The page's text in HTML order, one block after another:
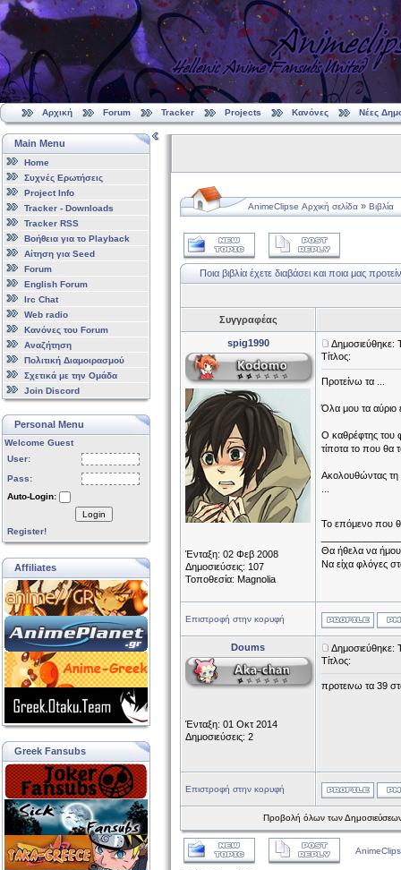
Αρχική Forum Tracker Projects Κανόνες Νέες
Main Menu
Home
Συχνές Ερωτήσεις
Project Info
Tracker - Downloads
Tracker RSS
Βοήθεια για το Playback
Αίτηση για Seed
Forum
English Forum
Irc Chat
Web radio
Κανόνες του Forum
Αναζήτηση
Πολιτική Διαμοιρασμού
Σχετικά με την Ομάδα
Join Discord
Personal Menu
Welcome Guest
User:
Pass:
Auto-Login:
Login
Register!
Affiliates
Greek Fansubs
AnimeClipse Αρχική σελίδα » Βιβλία
Ποια βιβλία έχετε διαβάσει και ποια μας
Συγγραφέας
spig1990
Ένταξη: 02 Φεβ 2008
Δημοσιεύσεις: 107
Τοποθεσία: Magnolia
Δημοσιεύθηκε:
Τίτλος:
Προτείνω τα ...
Όλα μου τα αύριο
Ο καθρέφτης του
τίποτα το που θα
Ακολουθώντας τη
Το επόμενο που
Θα ήθελα να
Να είχα φλόγες
Επιστροφή στην κορυφή
Doums
Ένταξη: 01 Οκτ 2014
Δημοσιεύσεις: 2
Δημοσιεύθηκε:
Τίτλος:
προτεινω τα 39
Επιστροφή στην κορυφή
Προβολή όλων των